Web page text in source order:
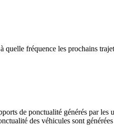
fréquence les prochains
de ponctualité générés par les
des véhicules sont